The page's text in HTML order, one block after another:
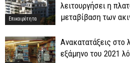
Επικαιρότητα
λειτουργήσει η
μεταβίβαση των
Ανακατατάξεις στο
εξάμηνο του 2021